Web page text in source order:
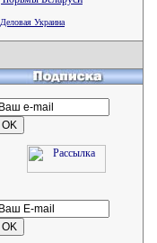
Деловая Украина